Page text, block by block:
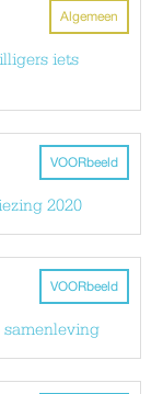
Algemeen
iets
VOORbeeld
2020
VOORbeeld
samenleving